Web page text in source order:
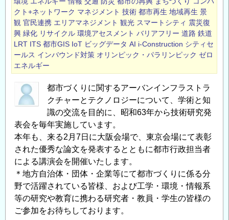
つ
い
て
の
技
術
研
究
表
と
講
演
会
＜
CPD
単
クト+ネットワーク マネジメント 技術 都市再生 地域再生 景
観 官民連携 エリアマネジメント 観光 スマートシティ 震災復
興 緑化 リサイクル 環境アセスメント バリアフリー 道路 鉄道
LRT ITS 都市GIS IoT ビッグデータ AI i-Construction シティセ
ールス インバウンド対策 オリンピック・パラリンピック ゼロ
エネルギー
都市づくりに関するアーバンインフラストラ
クチャーとテクノロジーについて、学術と知
識の交流を目的に、昭和63年から技術研究発
表会を毎年実施しています。
本年も、来る2月7日に大阪会場で、東京会場にて表彰
された優秀な論文を発表するとともに都市行政担当者
による講演会を開催いたします。
＊地方自治体・団体・企業等にて都市づくりに係る分
野で活躍されている皆様、および工学・環境・情報系
等の研究や教育に携わる研究者・教員・学生の皆様の
ご参加をお待ちしております。